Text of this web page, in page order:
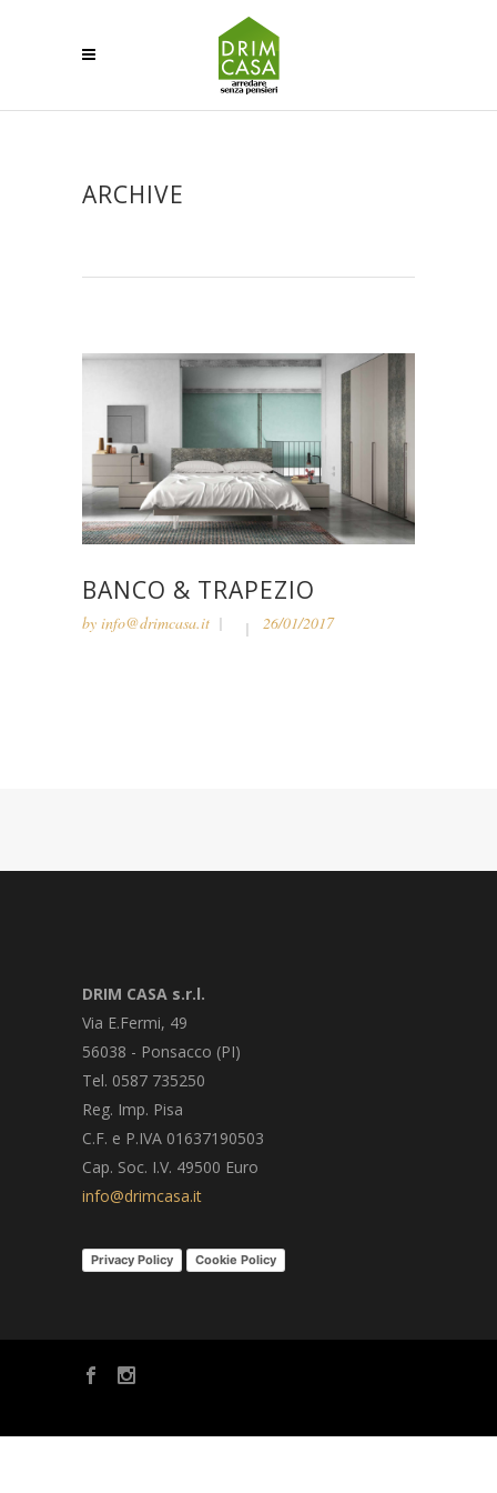
ARCHIVE
BANCO & TRAPEZIO
by info@drimcasa.it 26/01/2017
DRIM CASA s.r.l.
Via E.Fermi, 49
56038 - Ponsacco (PI)
Tel. 0587 735250
Reg. Imp. Pisa
C.F. e P.IVA 01637190503
Cap. Soc. I.V. 49500 Euro
info@drimcasa.it
Privacy Policy Cookie Policy